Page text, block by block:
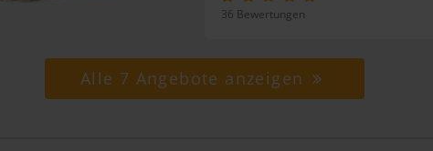
36 Bewertungen
Alle 7 Angebote anzeigen